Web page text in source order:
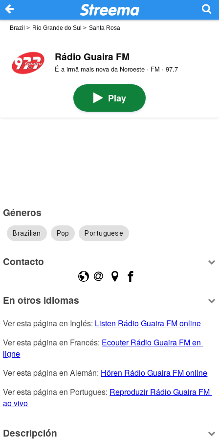
Brazil > Rio Grande do Sul > Santa Rosa
Rádio Guaira FM
É a irmã mais nova da Noroeste · FM · 97.7
Play
Géneros
Brazilian Pop Portuguese
Contacto
En otros idiomas
Ver esta página en Inglés: Listen Rádio Guaira FM online
Ver esta página en Francés: Ecouter Rádio Guaira FM en
ligne
Ver esta página en Alemán: Hören Rádio Guaira FM online
Ver esta página en Portugues: Reproduzir Rádio Guaira FM
ao vivo
Descripción